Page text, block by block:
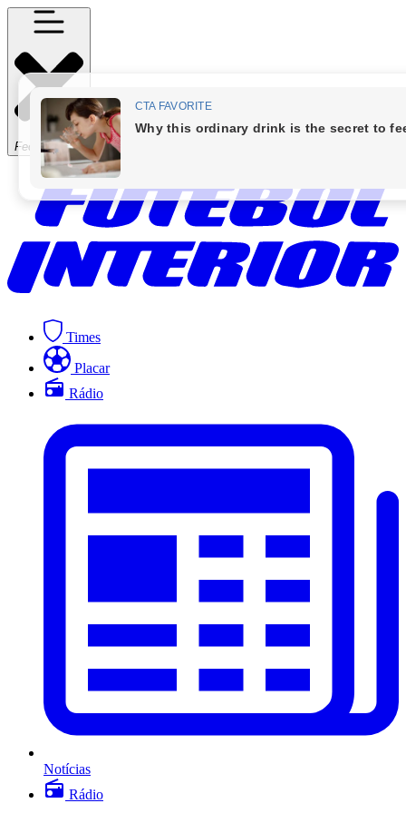
Fechar Menu
Times
Placar
Rádio
Notícias
Rádio